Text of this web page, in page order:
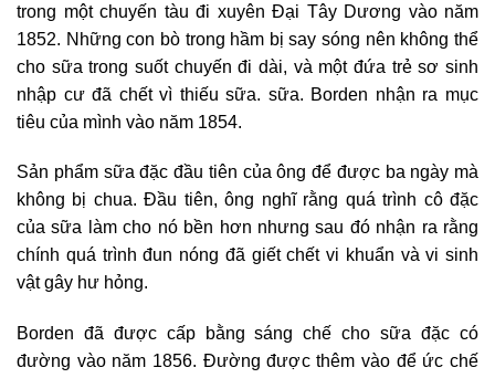
trong một chuyến tàu đi xuyên Đại Tây Dương vào năm
1852. Những con bò trong hầm bị say sóng nên không thể
cho sữa trong suốt chuyến đi dài, và một đứa trẻ sơ sinh
nhập cư đã chết vì thiếu sữa. sữa. Borden nhận ra mục
tiêu của mình vào năm 1854.
Sản phẩm sữa đặc đầu tiên của ông để được ba ngày mà
không bị chua. Đầu tiên, ông nghĩ rằng quá trình cô đặc
của sữa làm cho nó bền hơn nhưng sau đó nhận ra rằng
chính quá trình đun nóng đã giết chết vi khuẩn và vi sinh
vật gây hư hỏng.
Borden đã được cấp bằng sáng chế cho sữa đặc có
đường vào năm 1856. Đường được thêm vào để ức chế